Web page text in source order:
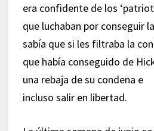
era confidente de los
que luchaban por conseguir
sabía que si les filtraba la
que había conseguido de
una rebaja de su condena e
incluso salir en libertad.